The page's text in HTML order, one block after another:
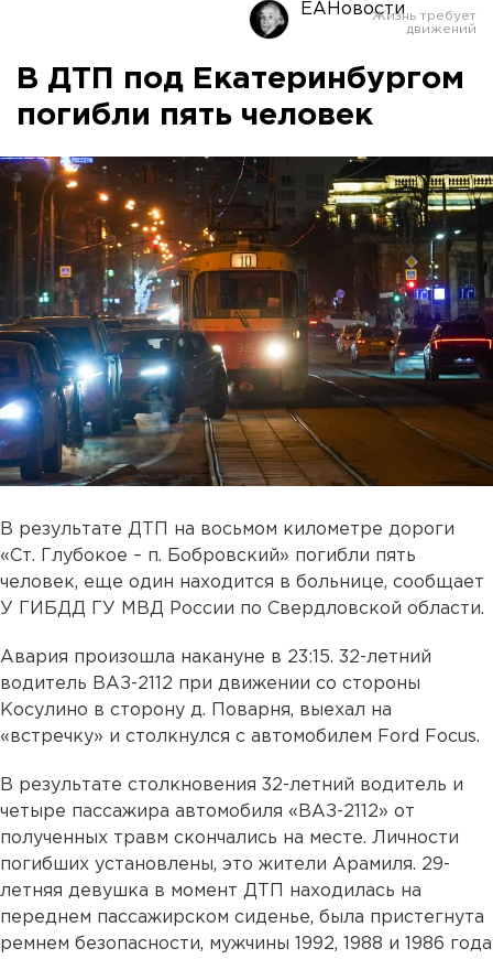
ЕАНовости
В ДТП под Екатеринбургом
погибли пять человек
В результате ДТП на восьмом километре дороги
«Ст. Глубокое – п. Бобровский» погибли пять
человек, еще один находится в больнице, сообщает
У ГИБДД ГУ МВД России по Свердловской области.
Авария произошла накануне в 23:15. 32-летний
водитель ВАЗ-2112 при движении со стороны
Косулино в сторону д. Поварня, выехал на
«встречку» и столкнулся с автомобилем Ford Focus.
В результате столкновения 32-летний водитель и
четыре пассажира автомобиля «ВАЗ-2112» от
полученных травм скончались на месте. Личности
погибших установлены, это жители Арамиля. 29-
летняя девушка в момент ДТП находилась на
переднем пассажирском сиденье, была пристегнута
ремнем безопасности, мужчины 1992, 1988 и 1986 года